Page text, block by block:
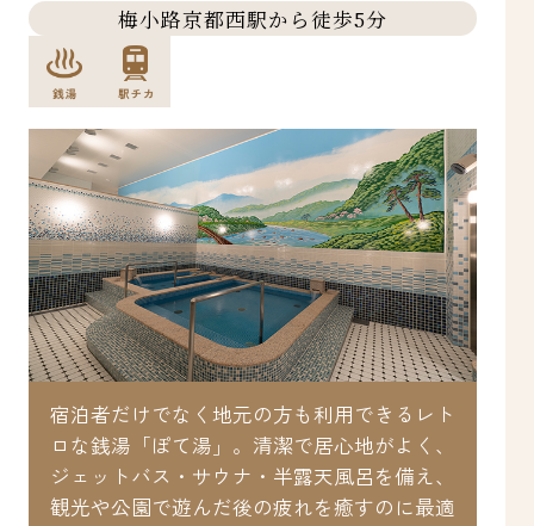
梅小路京都西駅から徒歩5分
宿泊者だけでなく地元の方も利用できるレト
ロな銭湯「ぽて湯」。清潔で居心地がよく、
ジェットバス・サウナ・半露天風呂を備え、
観光や公園で遊んだ後の疲れを癒すのに最適